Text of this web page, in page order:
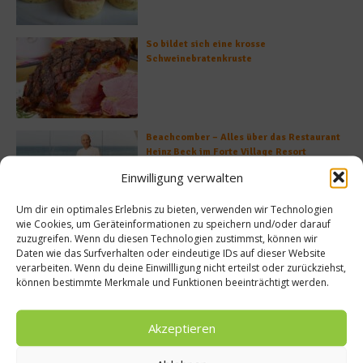
Einwilligung verwalten
Um dir ein optimales Erlebnis zu bieten, verwenden wir Technologien
wie Cookies, um Geräteinformationen zu speichern und/oder darauf
zuzugreifen. Wenn du diesen Technologien zustimmst, können wir
Daten wie das Surfverhalten oder eindeutige IDs auf dieser Website
verarbeiten. Wenn du deine Einwillligung nicht erteilst oder zurückziehst,
können bestimmte Merkmale und Funktionen beeinträchtigt werden.
Akzeptieren
So bildet sich eine krosse
Schweinebratenkruste
Beachcomber – Alles über das Restaurant
Heinz Beck im Forte Village Resort
Was ist der Unterschied zwischen Limonen
und Limetten?